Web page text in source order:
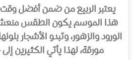
يعتبر الربيع من ضمن أفضل
هذا الموسم يكون الطقس منعش
الورود والزهور، وتبدو الأشجار
مورقة، لهذا يأتي الكثيرين